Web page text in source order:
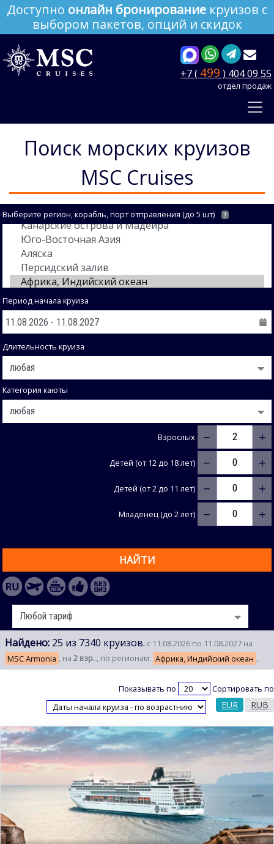
Доступно онлайн бронирование круизов с
выбором пакетов, опций и скидок
+7 ( 499 ) 404 09 55
отдел продаж
Поиск морских круизов
MSC Cruises
Выберите регион, корабль, порт отправления (до 5 шт) ?
Период начала круиза
Длительность круиза
Категория каюты
Взрослых − +
Детей (от 12 до 18 лет) − +
Детей (от 2 до 11 лет) − +
Младенец (до 2 лет) − +
НАЙТИ
Найдено: 25 из 7340 круизов. с 11.08.2026 по 11.08.2027 на
MSC Armonia , на 2 взр. , по регионам: Африка, Индийский океан ,
Показывать по Сортировать по
EUR RUB